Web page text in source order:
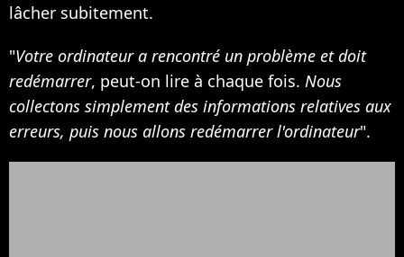
lâcher subitement.
"Votre ordinateur a rencontré un problème et doit
redémarrer, peut-on lire à chaque fois. Nous
collectons simplement des informations relatives aux
erreurs, puis nous allons redémarrer l'ordinateur".